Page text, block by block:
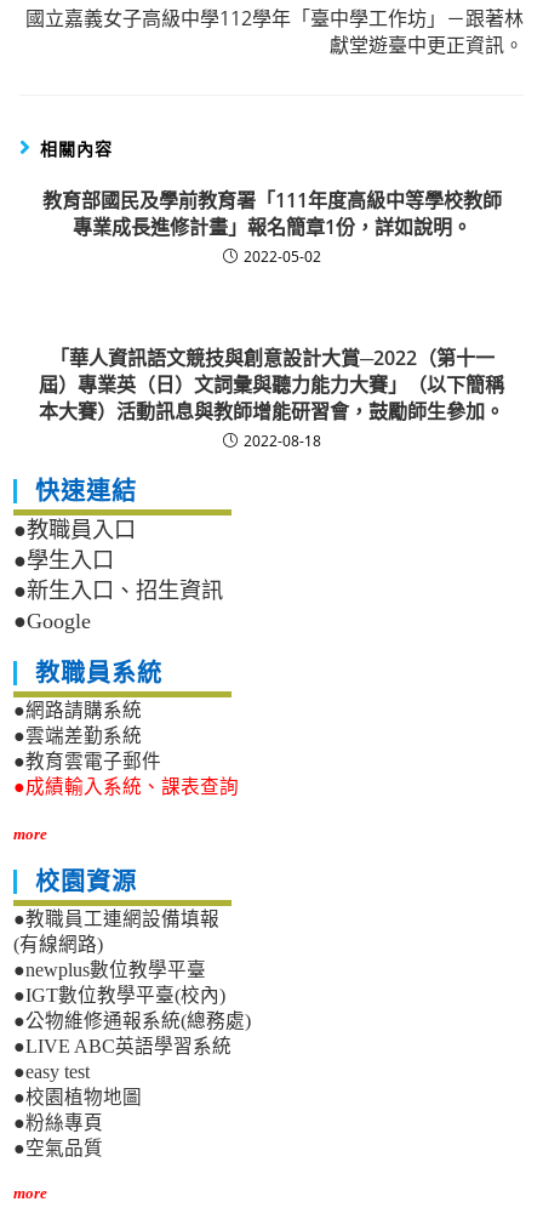
國立嘉義女子高級中學112學年「臺中學工作坊」－跟著林
獻堂遊臺中更正資訊。
相關內容
教育部國民及學前教育署「111年度高級中等學校教師
專業成長進修計畫」報名簡章1份，詳如說明。
2022-05-02
「華人資訊語文競技與創意設計大賞─2022（第十一
屆）專業英（日）文詞彙與聽力能力大賽」（以下簡稱
本大賽）活動訊息與教師增能研習會，鼓勵師生參加。
2022-08-18
快速連結
●教職員入口
●學生入口
●新生入口、招生資訊
●Google
教職員系統
●網路請購系統
●雲端差勤系統
●教育雲電子郵件
●成績輸入系統、課表查詢
more
校園資源
●教職員工連網設備填報
(有線網路)
●newplus數位教學平臺
●IGT數位教學平臺(校內)
●公物維修通報系統(總務處)
●LIVE ABC英語學習系統
●easy test
●校園植物地圖
●粉絲專頁
●空氣品質
more